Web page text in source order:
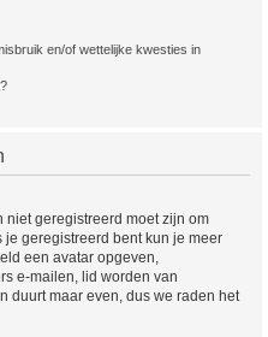
en/of wettelijke kwesties in
niet geregistreerd moet zijn om
geregistreerd bent kun je meer
een avatar opgeven,
e-mailen, lid worden van
duurt maar even, dus we raden het